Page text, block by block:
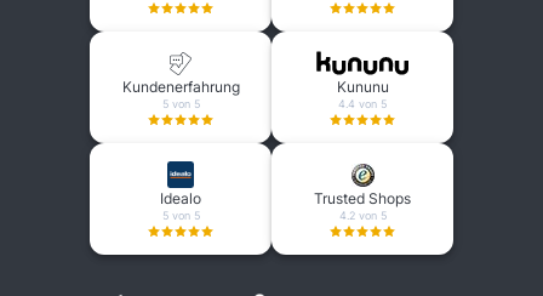
Kundenerfahrung
5 von 5
Kununu
4.4 von 5
Idealo
5 von 5
Trusted Shops
4.2 von 5